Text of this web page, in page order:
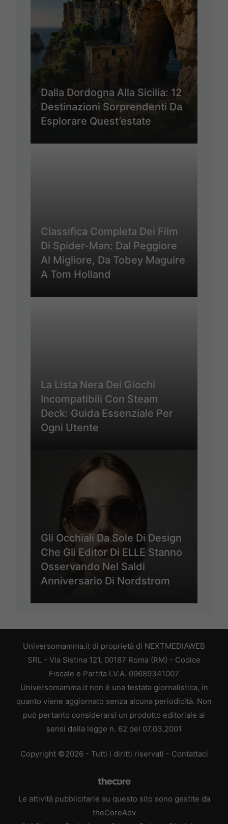
Dalla Dordogna Alla Sicilia: 12
Destinazioni Sorprendenti Da
Esplorare Quest’estate
Classifica Completa Dei Film
Di Spider-Man: Dal Peggiore
Al Migliore, Da Tobey Maguire
A Tom Holland
La Lista Nera Dei Giochi
Incompatibili Con Steam
Deck: Guida Essenziale Per
Ogni Utente
Gli Occhiali Da Sole Di Design
Che Gli Editor Di ELLE Stanno
Osservando Nel Saldi
Anniversario Di Nordstrom
Universomamma.it di proprietà di NEXTMEDIAWEB
SRL - Via Sistina 121, 00187 Roma (RM) - Codice
Fiscale e Partita I.V.A. 09689341007
Universomamma.it non è una testata giornalistica, in
quanto viene aggiornato senza alcuna periodicità. Non
può pertanto considerarsi un prodotto editoriale ai
sensi della legge n. 62 del 07.03.2001
Copyright ©2026 - Tutti i diritti riservati - Contattaci
Le attività pubblicitarie su questo sito sono gestite da
theCoreAdv